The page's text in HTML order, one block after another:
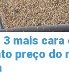
mais cara
preço do